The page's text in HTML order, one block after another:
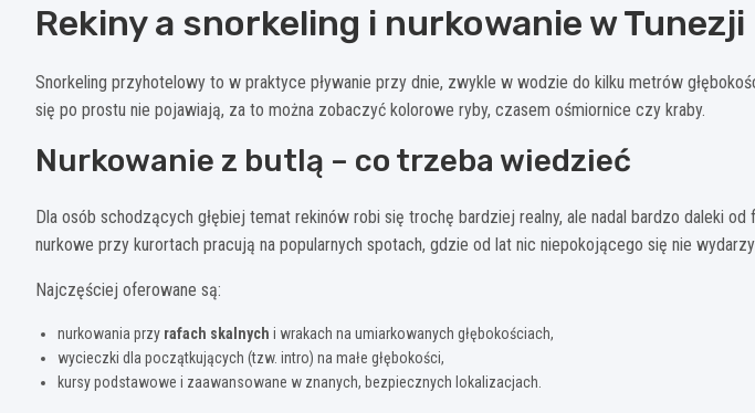
Rekiny a snorkeling i nurkowanie w Tunezji
Snorkeling przyhotelowy to w praktyce pływanie przy dnie, zwykle w wodzie do kilku metrów
się po prostu nie pojawiają, za to można zobaczyć kolorowe ryby, czasem ośmiornice czy kraby.
Nurkowanie z butlą – co trzeba wiedzieć
Dla osób schodzących głębiej temat rekinów robi się trochę bardziej realny, ale nadal bardzo daleki od
nurkowe przy kurortach pracują na popularnych spotach, gdzie od lat nic niepokojącego się nie
Najczęściej oferowane są:
nurkowania przy rafach skalnych i wrakach na umiarkowanych głębokościach,
wycieczki dla początkujących (tzw. intro) na małe głębokości,
kursy podstawowe i zaawansowane w znanych, bezpiecznych lokalizacjach.